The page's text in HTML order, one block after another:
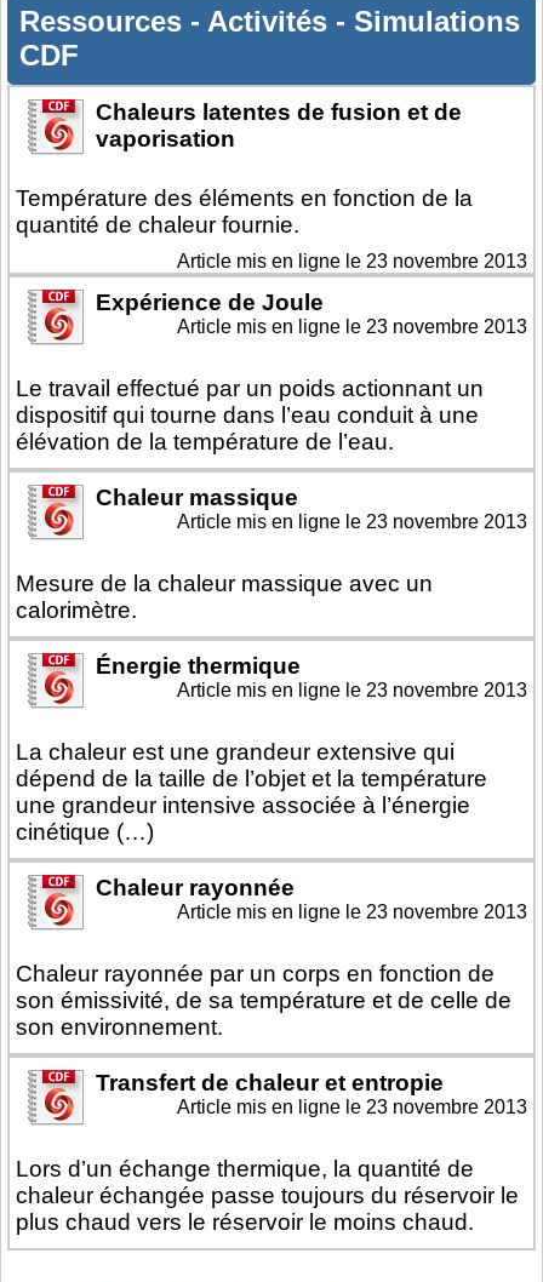
Ressources - Activités - Simulations
CDF
Chaleurs latentes de fusion et de
vaporisation
Température des éléments en fonction de la
quantité de chaleur fournie.
Article mis en ligne le 23 novembre 2013
Expérience de Joule
Le travail effectué par un poids actionnant un
dispositif qui tourne dans l’eau conduit à une
élévation de la température de l’eau.
Article mis en ligne le 23 novembre 2013
Chaleur massique
Mesure de la chaleur massique avec un
calorimètre.
Article mis en ligne le 23 novembre 2013
Énergie thermique
La chaleur est une grandeur extensive qui
dépend de la taille de l’objet et la température
une grandeur intensive associée à l’énergie
cinétique (…)
Article mis en ligne le 23 novembre 2013
Chaleur rayonnée
Chaleur rayonnée par un corps en fonction de
son émissivité, de sa température et de celle de
son environnement.
Article mis en ligne le 23 novembre 2013
Transfert de chaleur et entropie
Lors d’un échange thermique, la quantité de
chaleur échangée passe toujours du réservoir le
plus chaud vers le réservoir le moins chaud.
Article mis en ligne le 23 novembre 2013